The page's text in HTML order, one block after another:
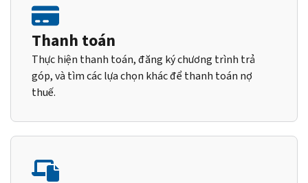
Thanh toán
Thực hiện thanh toán, đăng ký chương trình trả
góp, và tìm các lựa chọn khác để thanh toán nợ
thuế.